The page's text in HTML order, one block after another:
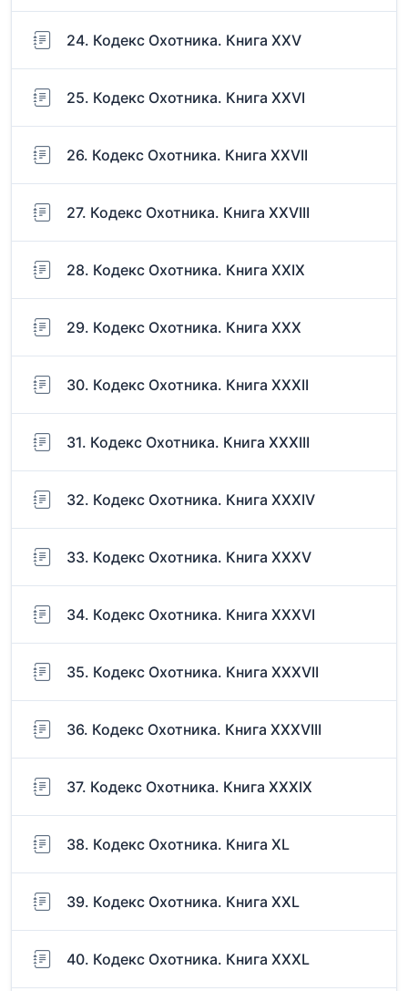
24. Кодекс Охотника. Книга XXV
25. Кодекс Охотника. Книга XXVI
26. Кодекс Охотника. Книга XXVII
27. Кодекс Охотника. Книга XXVIII
28. Кодекс Охотника. Книга XXIX
29. Кодекс Охотника. Книга ХХХ
30. Кодекс Охотника. Книга XXXII
31. Кодекс Охотника. Книга XXXIII
32. Кодекс Охотника. Книга XXXIV
33. Кодекс Охотника. Книга XXXV
34. Кодекс Охотника. Книга XXXVI
35. Кодекс Охотника. Книга XXXVII
36. Кодекс Охотника. Книга XXXVIII
37. Кодекс Охотника. Книга XXXIX
38. Кодекс Охотника. Книга XL
39. Кодекс Охотника. Книга XXL
40. Кодекс Охотника. Книга XXXL